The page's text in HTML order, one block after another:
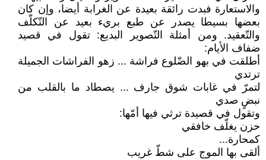
والاستعارة فبدت رائقة بعيدة عن الغرابة أيضا، وإن كان
بعضها بسيطا يصدر عن طبع بريء بعيد عن التّكلّف
والتّعقيد. ومن أمثلة التّصوير البديع: تقول في قصيد
ضفاف الأيام:
أطلقت في بهو الضّلوع فراشة ... زهو الفراشات الجميلة
ترتدي
لتمرّ في غابات شوق جارف ... يصطاد ما بالقلب من
نبضٍ صدي
وتقول في قصيدة ترثي فيها أمّها:
حزن يغلّف خافقي
كمحارة...
ألقى بها الموج على شطّ غريب